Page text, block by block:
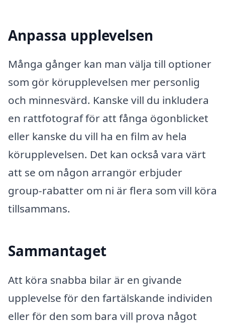
Anpassa upplevelsen
Många gånger kan man välja till optioner
som gör körupplevelsen mer personlig
och minnesvärd. Kanske vill du inkludera
en rattfotograf för att fånga ögonblicket
eller kanske du vill ha en film av hela
körupplevelsen. Det kan också vara värt
att se om någon arrangör erbjuder
group-rabatter om ni är flera som vill köra
tillsammans.
Sammantaget
Att köra snabba bilar är en givande
upplevelse för den fartälskande individen
eller för den som bara vill prova något